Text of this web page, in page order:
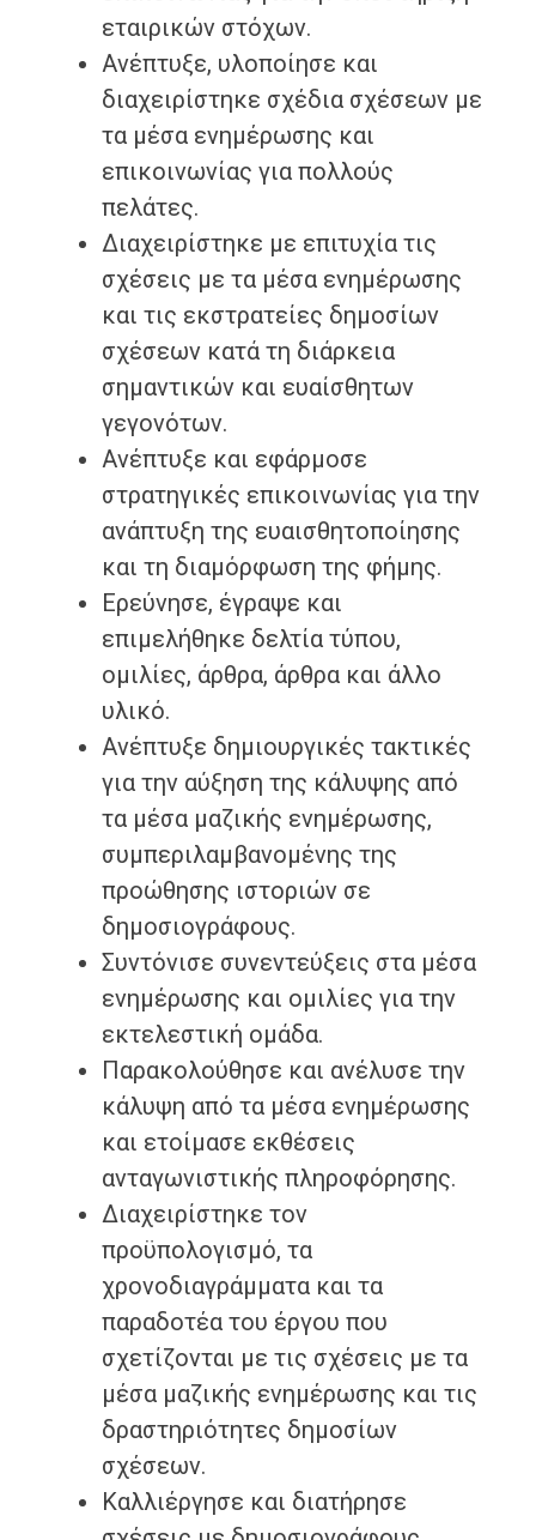
εταιρικών στόχων.
Ανέπτυξε, υλοποίησε και
διαχειρίστηκε σχέδια σχέσεων με
τα μέσα ενημέρωσης και
επικοινωνίας για πολλούς
πελάτες.
Διαχειρίστηκε με επιτυχία τις
σχέσεις με τα μέσα ενημέρωσης
και τις εκστρατείες δημοσίων
σχέσεων κατά τη διάρκεια
σημαντικών και ευαίσθητων
γεγονότων.
Ανέπτυξε και εφάρμοσε
στρατηγικές επικοινωνίας για την
ανάπτυξη της ευαισθητοποίησης
και τη διαμόρφωση της φήμης.
Ερεύνησε, έγραψε και
επιμελήθηκε δελτία τύπου,
ομιλίες, άρθρα, άρθρα και άλλο
υλικό.
Ανέπτυξε δημιουργικές τακτικές
για την αύξηση της κάλυψης από
τα μέσα μαζικής ενημέρωσης,
συμπεριλαμβανομένης της
προώθησης ιστοριών σε
δημοσιογράφους.
Συντόνισε συνεντεύξεις στα μέσα
ενημέρωσης και ομιλίες για την
εκτελεστική ομάδα.
Παρακολούθησε και ανέλυσε την
κάλυψη από τα μέσα ενημέρωσης
και ετοίμασε εκθέσεις
ανταγωνιστικής πληροφόρησης.
Διαχειρίστηκε τον
προϋπολογισμό, τα
χρονοδιαγράμματα και τα
παραδοτέα του έργου που
σχετίζονται με τις σχέσεις με τα
μέσα μαζικής ενημέρωσης και τις
δραστηριότητες δημοσίων
σχέσεων.
Καλλιέργησε και διατήρησε